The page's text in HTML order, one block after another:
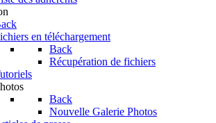
en téléchargement
Back
Récupération de fichiers
Back
Nouvelle Galerie Photos